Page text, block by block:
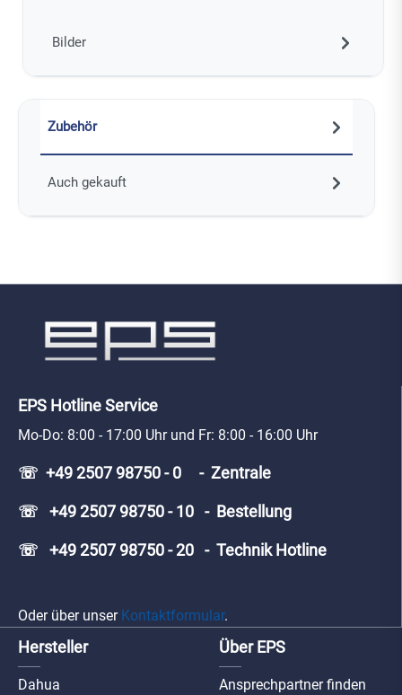
Bilder
Zubehör
Auch gekauft
EPS Hotline Service
Mo-Do: 8:00 - 17:00 Uhr und Fr: 8:00 - 16:00 Uhr
☏ +49 2507 98750 - 0 - Zentrale
☏ +49 2507 98750 - 10 - Bestellung
☏ +49 2507 98750 - 20 - Technik Hotline
Oder über unser Kontaktformular.
Hersteller
Dahua
Über EPS
Ansprechpartner finden